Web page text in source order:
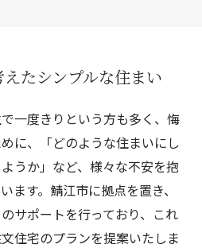
たシンプルな住まい
一度きりという方も多く、悔
に、「どのような住まいにし
うか」など、様々な不安を抱
ます。鯖江市に拠点を置き、
サポートを行っており、これ
住宅のプランを提案いたしま